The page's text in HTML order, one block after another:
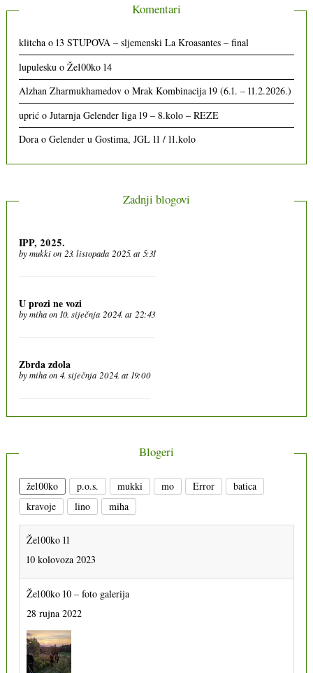
Komentari
klitcha o13 STUPOVA – sljemenski La Kroasantes – final
lupulesku oŽe100ko 14
Alzhan Zharmukhamedov oMrak Kombinacija 19 (6.1. – 11.2.2026.)
uprić oJutarnja Gelender liga 19 – 8.kolo – REZE
Dora oGelender u Gostima, JGL 11 / 11.kolo
Zadnji blogovi
IPP, 2025.
bymukkion 23. listopada 2025. at 5:31
U prozi ne vozi
bymihaon 10. siječnja 2024. at 22:43
Zbrda zdola
bymihaon 4. siječnja 2024. at 19:00
Blogeri
že100ko p.o.s. mukki mo Error
batica
kravoje
lino miha
Že100ko 11
10 kolovoza 2023
Že100ko 10 – foto galerija
28 rujna 2022